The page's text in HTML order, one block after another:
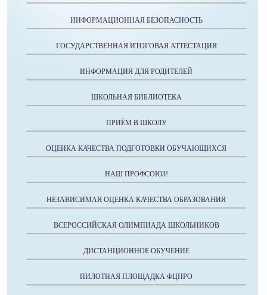
ИНФОРМАЦИОННАЯ БЕЗОПАСНОСТЬ
ГОСУДАРСТВЕННАЯ ИТОГОВАЯ АТТЕСТАЦИЯ
ИНФОРМАЦИЯ ДЛЯ РОДИТЕЛЕЙ
ШКОЛЬНАЯ БИБЛИОТЕКА
ПРИЁМ В ШКОЛУ
ОЦЕНКА КАЧЕСТВА ПОДГОТОВКИ ОБУЧАЮЩИХСЯ
НАШ ПРОФСОЮЗ!
НЕЗАВИСИМАЯ ОЦЕНКА КАЧЕСТВА ОБРАЗОВАНИЯ
ВСЕРОССИЙСКАЯ ОЛИМПИАДА ШКОЛЬНИКОВ
ДИСТАНЦИОННОЕ ОБУЧЕНИЕ
ПИЛОТНАЯ ПЛОЩАДКА ФЦПРО